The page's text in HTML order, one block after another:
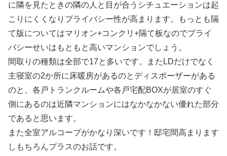
に隣を見たときの隣の人と目が合うシチュエーションは起
こりにくくなりプライバシー性が高まります。もっとも隔
て版についてはマリオン+コンクリ+隔て板なのでプライ
バシーせいはもともと高いマンションでしょう。
間取りの種類は全部で17と多いです。またLDだけでなく
主寝室の2か所に床暖房があるのとディスポーザーがある
のと、各戸トランクルームや各戸宅配BOXが居室のすぐ
側にあるのは近隣マンションにはなかなかない優れた部分
であると思います。
また全室アルコーブがかなり深いです！邸宅間高まります
しもちろんプラスのお話です。